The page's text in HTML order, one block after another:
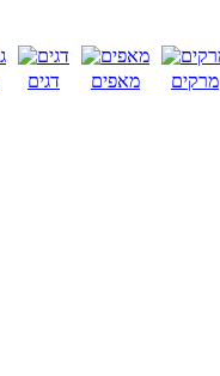
דגים מאפים מרקים